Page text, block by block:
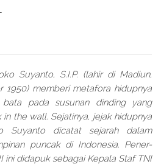
Suyanto, S.I.P. (lahir di Madiun,
1950) memberi metafora hidupnya
pada susunan dinding yang
the wall. Sejatinya, jejak hidupnya
Suyanto dicatat sejarah dalam
puncak di Indonesia. Pener-
ini didapuk sebagai Kepala Staf TNI